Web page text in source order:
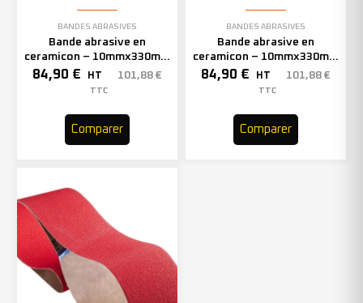
BANDES ABRASIVES
Bande abrasive en
ceramicon – 10mmx330mm
– Grain 60 – 333002 (x50)
84,90 € HT 101,88 €
TTC
Comparer
BANDES ABRASIVES
Bande abrasive en
ceramicon – 10mmx330mm
– Grain 80 – 333003 (x50)
84,90 € HT 101,88 €
TTC
Comparer